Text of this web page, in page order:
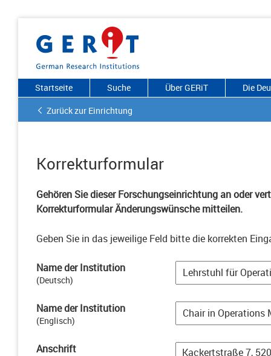
Startseite Suche Über GERiT
Die
Zurück zur Einrichtung
Korrekturformular
Gehören Sie dieser Forschungseinrichtung an oder
Korrekturformular Änderungswünsche mitteilen.
Geben Sie in das jeweilige Feld bitte die korrekten
Name der Institution
(Deutsch)
Name der Institution
(Englisch)
Anschrift